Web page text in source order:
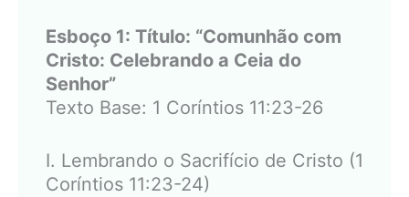
Esboço 1: Título: “Comunhão com
Cristo: Celebrando a Ceia do
Senhor”
Texto Base: 1 Coríntios 11:23-26
I. Lembrando o Sacrifício de Cristo (1
Coríntios 11:23-24)